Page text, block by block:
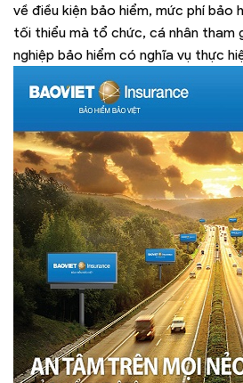
về điều kiện bảo hiểm, mức phí bảo
tối thiểu mà tổ chức, cá nhân tham
nghiệp bảo hiểm có nghĩa vụ thực